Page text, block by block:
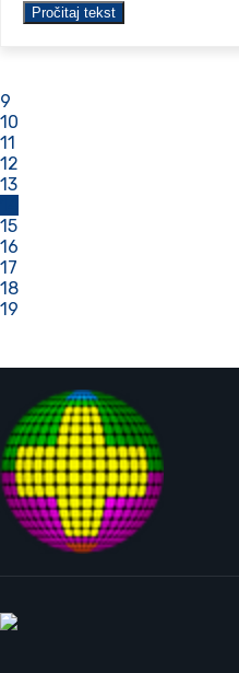
Pročitaj tekst
9
10
11
12
13
15
16
17
18
19